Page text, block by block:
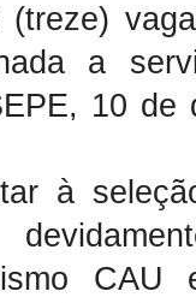
a
10
à
CAU